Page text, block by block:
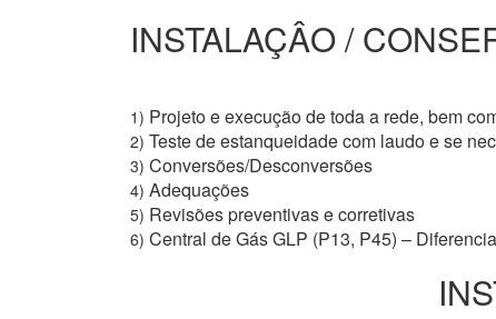
INSTALAÇÂO /
1) Projeto e execução de toda a rede, bem
2) Teste de estanqueidade com laudo e se
3) Conversões/Desconversões
4) Adequações
5) Revisões preventivas e corretivas
6) Central de Gás GLP (P13, P45) –